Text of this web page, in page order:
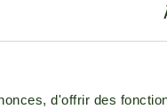
d'offrir des